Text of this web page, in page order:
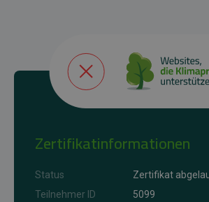
Zertifikatinformationen
Status
Zertifikat
Teilnehmer ID
5099